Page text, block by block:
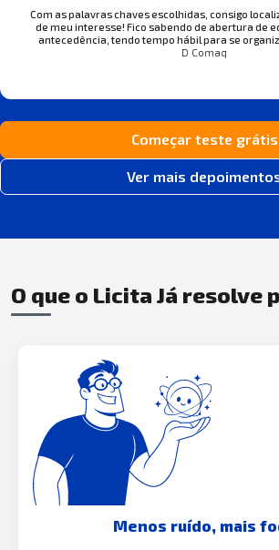
Com as palavras chaves escolhidas, consigo
de meu interesse! Fico sabendo de abertura de
antecedência, tendo tempo hábil para se
D Comaq
Começar teste grátis
Ver mais
O que o Licita Já resolve
Menos ruído, mais